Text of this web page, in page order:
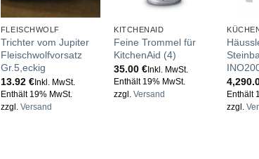
FLEISCHWOLF
Trichter vom Jupiter
Fleischwolfvorsatz
Gr.5,eckig
13.92 €Inkl. MwSt.
Enthält 19% MwSt.
zzgl. Versand
KITCHENAID
Feine Trommel für
KitchenAid (4)
35.00€ Inkl. MwSt.
Enthält 19% MwSt.
zzgl.Versand
Enthält
zzgl.